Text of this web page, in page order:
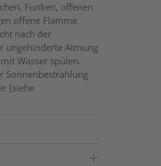
Funken, offenen
offene Flamme
nach der
ungehinderte Atmung
Wasser spülen.
Sonnenbestrahlung
[siehe